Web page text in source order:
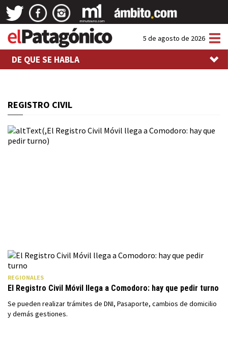
5 de agosto de 2026
DE QUE SE HABLA
REGISTRO CIVIL
REGIONALES
El Registro Civil Móvil llega a Comodoro: hay que pedir turno
Se pueden realizar trámites de DNI, Pasaporte, cambios de domicilio
y demás gestiones.